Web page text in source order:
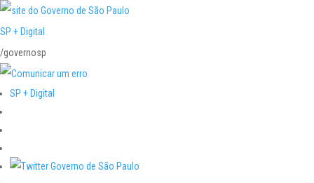
SP + Digital
/governosp
SP + Digital